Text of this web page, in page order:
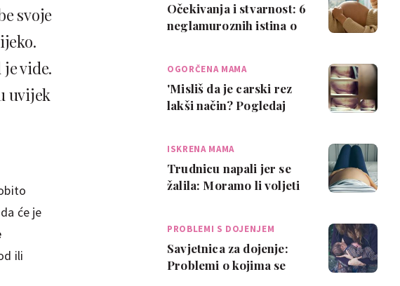
svoje
vide.
uvijek
će je
ili
Očekivanja i stvarnost: 6
neglamuroznih istina o
OGORČENA MAMA
'Misliš da je carski rez
lakši način? Pogledaj
ISKRENA MAMA
Trudnicu napali jer se
žalila: Moramo li voljeti
PROBLEMI S DOJENJEM
Savjetnica za dojenje:
Problemi o kojima se